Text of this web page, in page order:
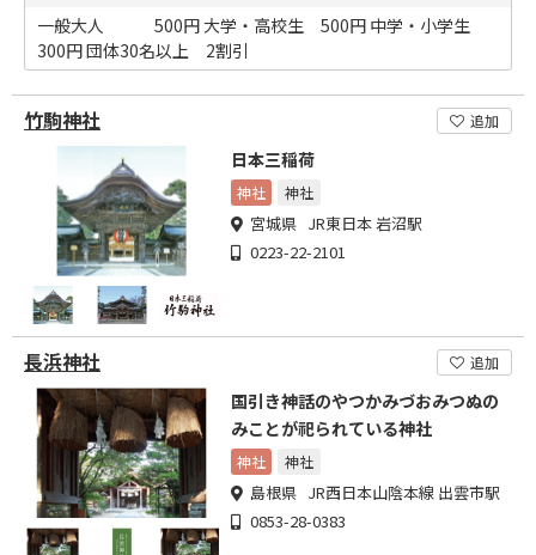
一般大人 500円 大学・高校生 500円 中学・小学生
300円 団体30名以上 2割引
竹駒神社 追加
日本三稲荷
神社 神社
宮城県 JR東日本 岩沼駅
0223-22-2101
長浜神社 追加
国引き神話のやつかみづおみつぬの
みことが祀られている神社
神社 神社
島根県 JR西日本山陰本線 出雲市駅
0853-28-0383